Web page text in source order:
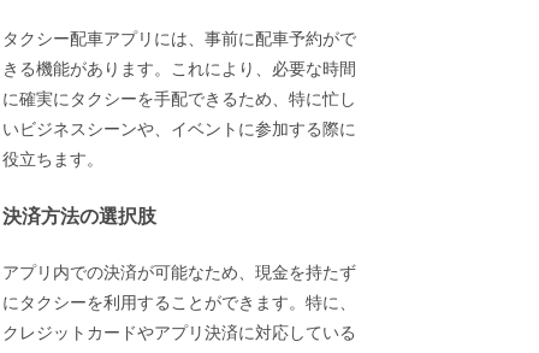
タクシー配車アプリには、事前に配車予約がで
きる機能があります。これにより、必要な時間
に確実にタクシーを手配できるため、特に忙し
いビジネスシーンや、イベントに参加する際に
役立ちます。
決済方法の選択肢
アプリ内での決済が可能なため、現金を持たず
にタクシーを利用することができます。特に、
クレジットカードやアプリ決済に対応している